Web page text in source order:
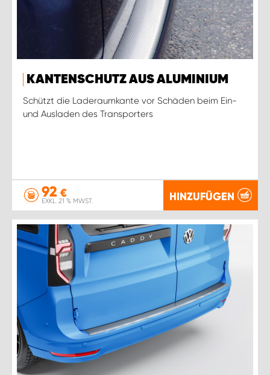
KANTENSCHUTZ AUS ALUMINIUM
Schützt die Laderaumkante vor Schäden beim Ein-
und Ausladen des Transporters
92 €
EXKL. 21 % MWST. HINZUFÜGEN